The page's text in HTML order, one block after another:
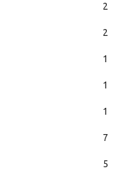
2
2
1
1
1
7
5